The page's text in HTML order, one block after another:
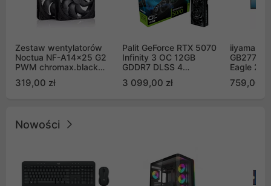
Zestaw wentylatorów
Noctua NF-A14x25 G2
PWM chromax.black
Push Pull (2szt)
319,00 zł
Palit GeForce RTX 5070
Infinity 3 OC 12GB
GDDR7 DLSS 4
GB2050S)
3 099,00 zł
iiyama G-
Eagle 27"
759,00 zł
Nowości